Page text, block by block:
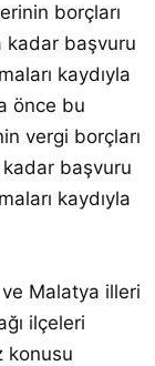
borçları
kadar başvuru
kaydıyla
önce bu
vergi borçları
başvuru
kaydıyla
Malatya illeri
ilçeleri
konusu